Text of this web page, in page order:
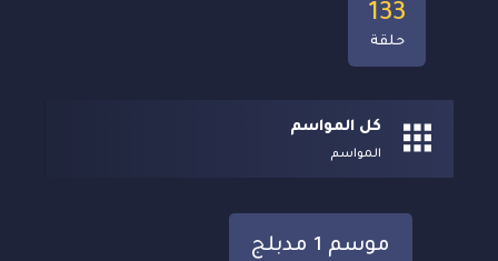
133
حلقة
كل المواسم
المواسم
موسم 1 مدبلج